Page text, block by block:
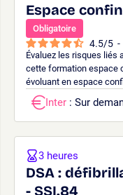
Espace
Obligatoire
4.5/5 -
Évaluez les risques liés
cette formation espace
évoluant en espace
Inter : Sur
DSA :
- SSI.84
3 heures